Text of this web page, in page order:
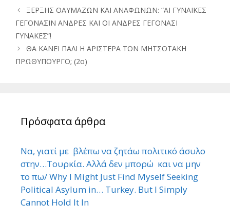
ΞΕΡΞΗΣ ΘΑΥΜΑΖΩΝ ΚΑΙ ΑΝΑΦΩΝΩΝ: “ΑΙ ΓΥΝΑΙΚΕΣ
ΓΕΓΟΝΑΣΙΝ ΑΝΔΡΕΣ ΚΑΙ ΟΙ ΑΝΔΡΕΣ ΓΕΓΟΝΑΣΙ
ΓΥΝΑΚΕΣ”!
ΘΑ ΚΑΝΕΙ ΠΑΛΙ H ΑΡΙΣΤΕΡΑ ΤΟΝ ΜΗΤΣΟΤΑΚΗ
ΠΡΩΘΥΠΟΥΡΓΟ; (2ο)
Πρόσφατα άρθρα
Να, γιατί με βλέπω να ζητάω πολιτικό άσυλο
στην…Τουρκία. Αλλά δεν μπορώ και να μην
το πω/ Why I Might Just Find Myself Seeking
Political Asylum in… Turkey. But I Simply
Cannot Hold It In